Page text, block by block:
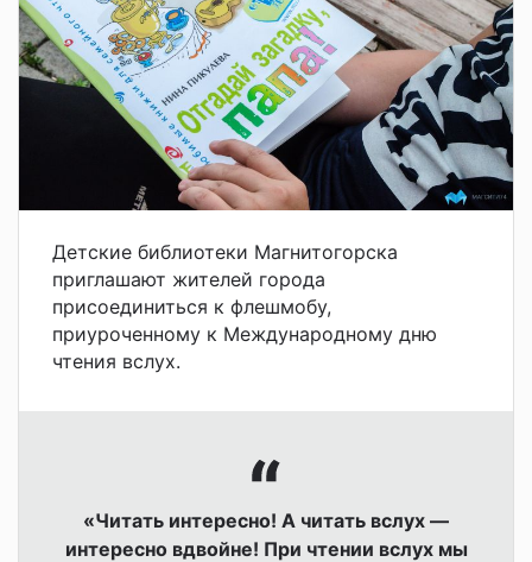
Детские библиотеки Магнитогорска
приглашают жителей города
присоединиться к флешмобу,
приуроченному к Международному дню
чтения вслух.
«Читать интересно! А читать вслух —
интересно вдвойне! При чтении вслух мы